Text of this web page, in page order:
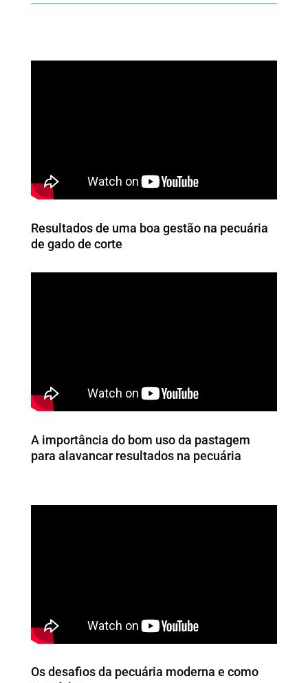
Resultados de uma boa gestão na pecuária
de gado de corte
A importância do bom uso da pastagem
para alavancar resultados na pecuária
Os desafios da pecuária moderna e como